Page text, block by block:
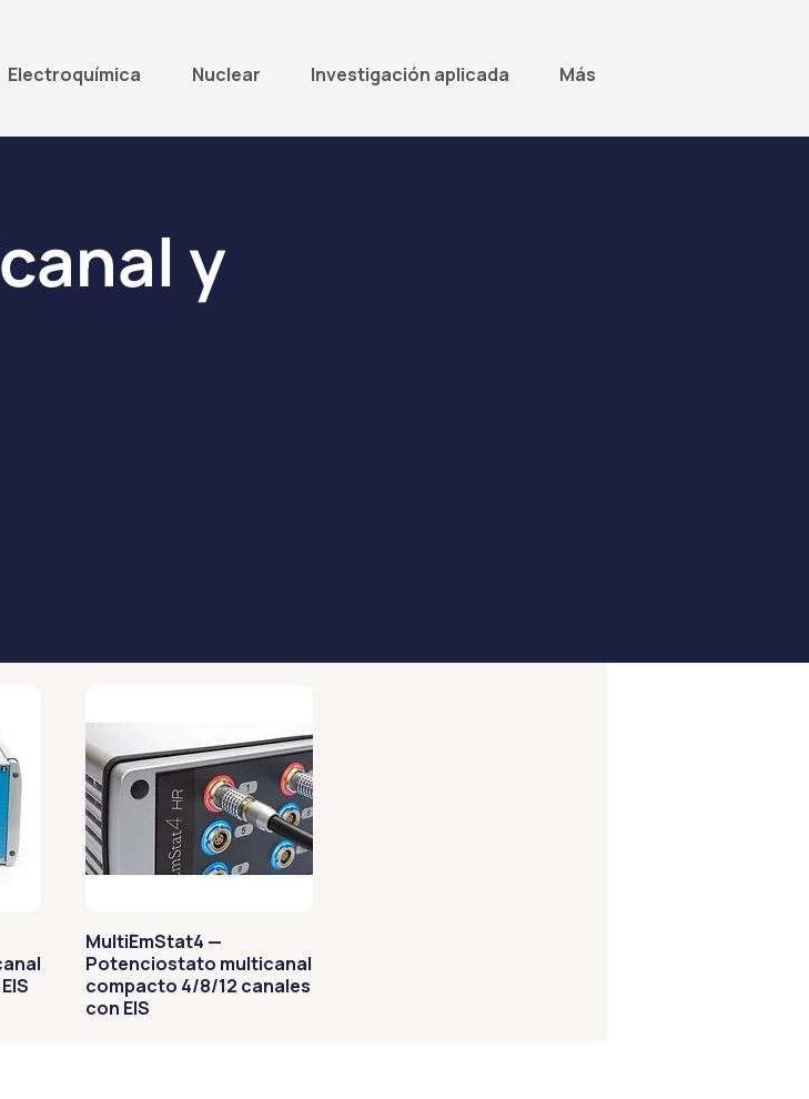
Electroquímica Nuclear Investigación aplicada Más
y
MultiEmStat4 —
Potenciostato multicanal
compacto 4/8/12 canales
con EIS